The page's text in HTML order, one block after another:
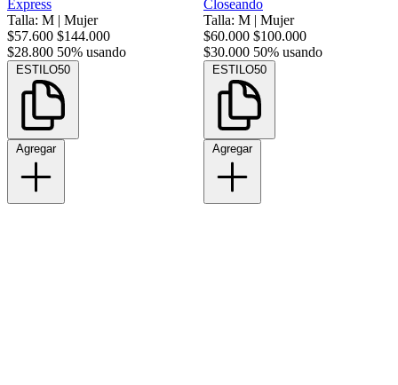
Express
Talla: M | Mujer
$57.600 $144.000
$28.800 50% usando
ESTILO50
Agregar
Closeando
Talla: M | Mujer
$60.000 $100.000
$30.000 50% usando
ESTILO50
Agregar